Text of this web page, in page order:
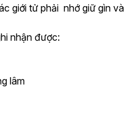
giới tử phải nhớ giữ gìn và
nhận được:
lâm